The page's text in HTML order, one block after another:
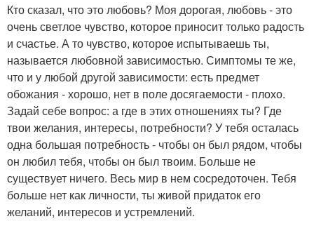
Кто сказал, что это любовь? Моя дорогая, любовь - это
очень светлое чувство, которое приносит только радость
и счастье. А то чувство, которое испытываешь ты,
называется любовной зависимостью. Симптомы те же,
что и у любой другой зависимости: есть предмет
обожания - хорошо, нет в поле досягаемости - плохо.
Задай себе вопрос: а где в этих отношениях ты? Где
твои желания, интересы, потребности? У тебя осталась
одна большая потребность - чтобы он был рядом, чтобы
он любил тебя, чтобы он был твоим. Больше не
существует ничего. Весь мир в нем сосредоточен. Тебя
больше нет как личности, ты живой придаток его
желаний, интересов и устремлений.